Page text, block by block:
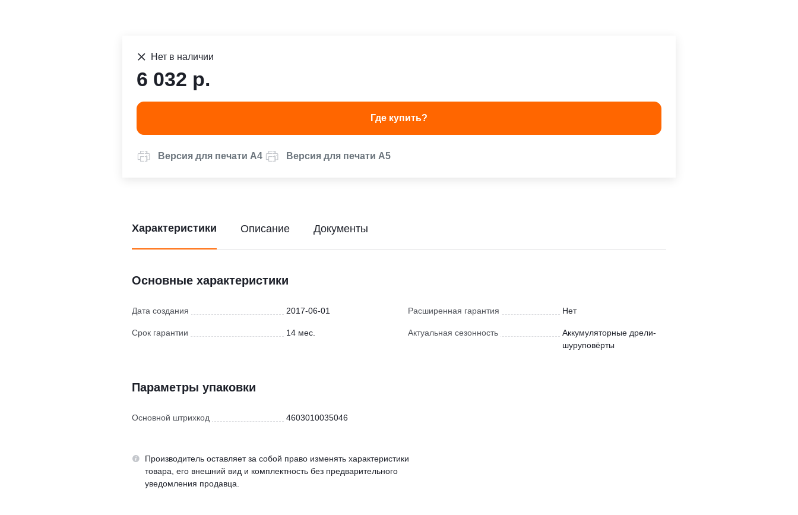
Нет в наличии
6 032 р.
Где купить?
Версия для печати А4 Версия для печати А5
Характеристики
Основные характеристики
Дата создания 2017-06-01
Срок гарантии 14 мес.
Расширенная гарантия Нет
Актуальная сезонность
Аккумуляторные дрели-
шуруповёрты
Параметры упаковки
Основной штрихкод 4603010035046
Производитель оставляет за собой право изменять характеристики
товара, его внешний вид и комплектность без предварительного
уведомления продавца.
Описание Документы